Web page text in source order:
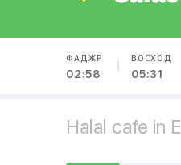
ФАДЖР
02:58
ВОСХОД
05:31
Halal cafe in